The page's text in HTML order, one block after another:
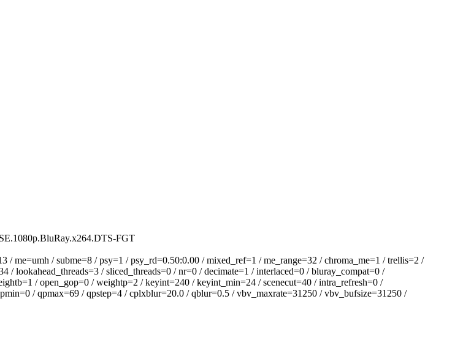
FGT
/ subme=8 / psy=1 / psy_rd=0.50:0.00 / mixed_ref=1 / me_range=32 / chroma_me=1 / trellis=2 /
/ lookahead_threads=3 / sliced_threads=0 / nr=0 / decimate=1 / interlaced=0 / bluray_compat=0 /
/ open_gop=0 / weightp=2 / keyint=240 / keyint_min=24 / scenecut=40 / intra_refresh=0 /
/ qpmax=69 / qpstep=4 / cplxblur=20.0 / qblur=0.5 / vbv_maxrate=31250 / vbv_bufsize=31250 /